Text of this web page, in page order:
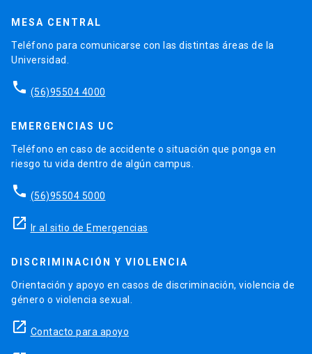
MESA CENTRAL
Teléfono para comunicarse con las distintas áreas de la
Universidad.
phone (56)95504 4000
EMERGENCIAS UC
Teléfono en caso de accidente o situación que ponga en
riesgo tu vida dentro de algún campus.
phone (56)95504 5000
launch Ir al sitio de Emergencias
DISCRIMINACIÓN Y VIOLENCIA
Orientación y apoyo en casos de discriminación, violencia de
género o violencia sexual.
launch Contacto para apoyo